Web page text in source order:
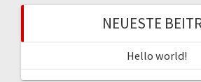
NEUESTE
Hello world!